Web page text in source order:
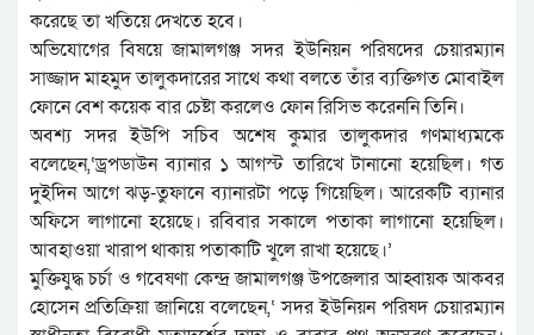
করেছে তা খতিয়ে দেখতে হবে।
অভিযোগের বিষয়ে জামালগঞ্জ সদর ইউনিয়ন পরিষদের চেয়ারম্যান
সাজ্জাদ মাহমুদ তালুকদারের সাথে কথা বলতে তাঁর ব্যক্তিগত মোবাইল
ফোনে বেশ কয়েক বার চেষ্টা করলেও ফোন রিসিভ করেননি তিনি।
অবশ্য সদর ইউপি সচিব অশেষ কুমার তালুকদার গণমাধ্যমকে
বলেছেন,‘ড্রপডাউন ব্যানার ১ আগস্ট তারিখে টানানো হয়েছিল। গত
দুইদিন আগে ঝড়-তুফানে ব্যানারটা পড়ে গিয়েছিল। আরেকটি ব্যানার
অফিসে লাগানো হয়েছে। রবিবার সকালে পতাকা লাগানো হয়েছিল।
আবহাওয়া খারাপ থাকায় পতাকাটি খুলে রাখা হয়েছে।’
মুক্তিযুদ্ধ চর্চা ও গবেষণা কেন্দ্র জামালগঞ্জ উপজেলার আহ্বায়ক আকবর
হোসেন প্রতিক্রিয়া জানিয়ে বলেছেন,‘ সদর ইউনিয়ন পরিষদ চেয়ারম্যান